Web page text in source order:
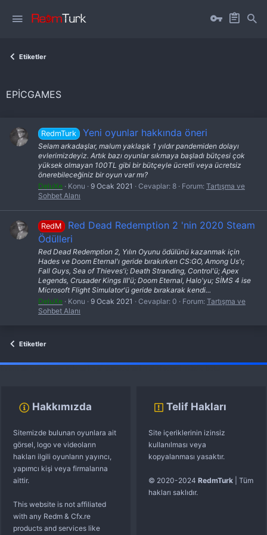
Etiketler
EPICGAMES
RedmTurk Yeni oyunlar hakkında öneri
Selam arkadaşlar, malum yaklaşık 1 yıldır pandemiden dolayı
evlerimizdeyiz. Artık bazı oyunlar sıkmaya başladı bütçesi çok
yüksek olmayan 100TL gibi bir bütçeyle ücretli veya ücretsiz
önerebileceğiniz bir oyun var mı?
DeluXe
Konu 9 Ocak 2021 Cevaplar: 8 Forum: Tartışma ve
Sohbet Alanı
RedM
Red Dead Redemption 2 'nin 2020 Steam
Ödülleri
Red Dead Redemption 2, Yılın Oyunu ödülünü kazanmak için
Hades ve Doom Eternal'ı geride bırakırken CS:GO, Among Us'ı;
Fall Guys, Sea of Thieves'i; Death Stranding, Control'ü; Apex
Legends, Crusader Kings III'ü; Doom Eternal, Halo'yu; SİMS 4 ise
Microsoft Flight Simulator'ü geride bırakarak kendi...
DeluXe
Konu 9 Ocak 2021 Cevaplar: 0 Forum: Tartışma ve
Sohbet Alanı
Etiketler
Hakkımızda
Sitemizde bulunan oyunlara ait
görsel, logo ve videoların
hakları ilgili oyunların yayıncı,
yapımcı kişi veya firmalarına
aittir.
This website is not affiliated
with any Redm & Cfx.re
products and services like
Telif Hakları
Site içeriklerinin izinsiz
kullanılması veya
kopyalanması yasaktır.
© 2020-2024 RedmTurk | Tüm
hakları saklıdır.